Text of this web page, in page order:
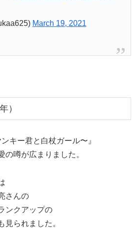
March 19, 2021
）
キー君と白杖ガール〜』
の噂が広まりました。
さんの
ンクアップの
見られました。